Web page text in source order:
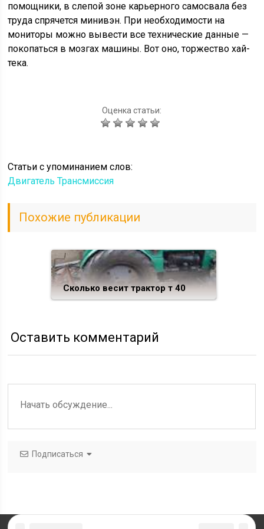
помощники, в слепой зоне карьерного самосвала без
труда спрячется минивэн. При необходимости на
мониторы можно вывести все технические данные —
покопаться в мозгах машины. Вот оно, торжество хай-
тека.
Оценка статьи:
Статьи c упоминанием слов:
Двигатель Трансмиссия
Похожие публикации
Сколько весит трактор т 40
Оставить комментарий
Подписаться
Контакты